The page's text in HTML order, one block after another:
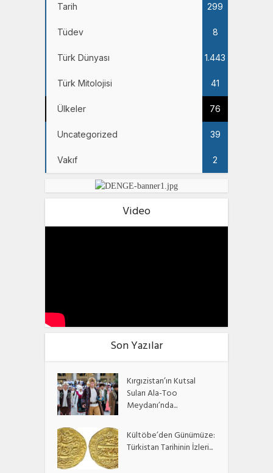
Tarih 299
Tüdev 8
Türk Dünyası 1.443
Türk Mitolojisi 41
Ülkeler 76
Uncategorized 39
Vakıf 2
Video
Son Yazılar
Kırgızistan’ın Kutsal
Suları Ala-Too
Meydanı’nda...
Kültöbe’den Günümüze:
Türkistan Tarihinin İzleri...